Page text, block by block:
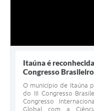
Itaúna é
Congresso
O município de Itaúna
do III Congresso
Congresso
Global com a